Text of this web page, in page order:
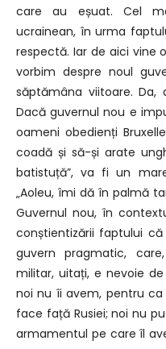
care au eșuat. Cel
ucrainean, în urma
respectă. Iar de aici vine
vorbim despre noul
săptămâna viitoare.
Dacă guvernul nou e
oameni obedienți
coadă și să-și arate
batistuță”, va fi un
„Aoleu, îmi dă în palmă
Guvernul nou, în
conștientizării faptului
guvern pragmatic,
militar, uitați, e nevoie
noi nu îi avem, pentru
face față Rusiei; noi nu
armamentul pe care îl